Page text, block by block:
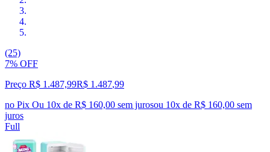
(25)
7% OFF
Preço R$ 1.487,99R$ 1.487,99
no Pix Ou 10x de R$ 160,00 sem jurosou 10x de R$ 160,00 sem
juros
Full